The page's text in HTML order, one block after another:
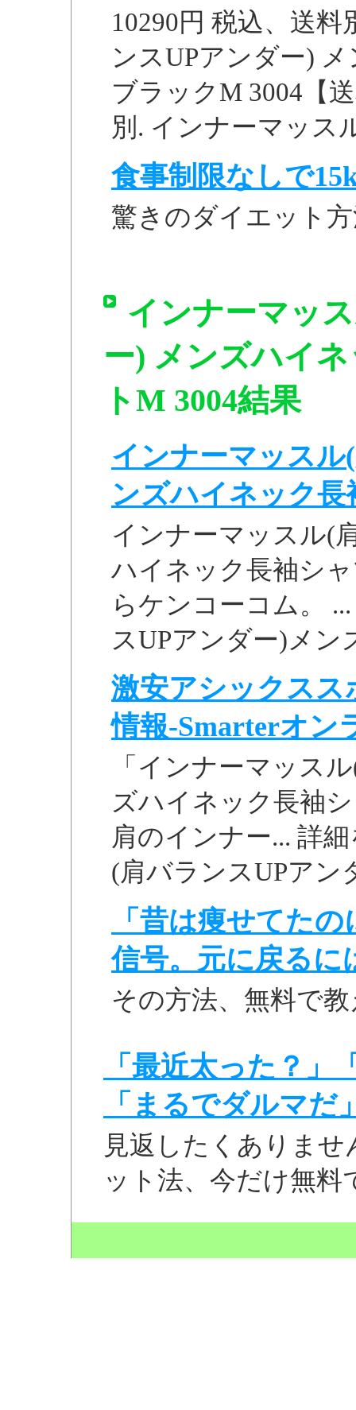
10290円 税込、送
ンスUPアンダー)
ブラックM 3004【
別. インナーマッス
食事制限なしで
驚きのダイエット
インナーマッ
ー) メンズハイ
トM 3004結果
インナーマッス
ンズハイネック長
インナーマッスル(
ハイネック長袖シ
らケンコーコム。
スUPアンダー)メン
激安アシックスス
情報-Smarterオン
「インナーマッス
ズハイネック長袖
肩のインナー... 詳
(肩バランスUPアン
「昔は痩せてた
信号。元に戻るに
その方法、無料で
「最近太った？
「まるでダルマだ
見返したくありま
ット法、今だけ無料